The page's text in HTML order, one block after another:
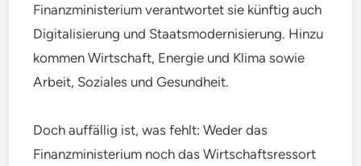
Finanzministerium verantwortet sie künftig auch
Digitalisierung und Staatsmodernisierung. Hinzu
kommen Wirtschaft, Energie und Klima sowie
Arbeit, Soziales und Gesundheit.
Doch auffällig ist, was fehlt: Weder das
Finanzministerium noch das Wirtschaftsressort